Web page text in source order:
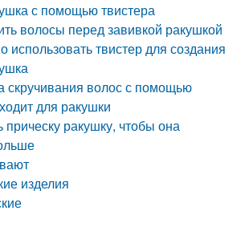
с помощью твистера
волосы перед завивкой ракушкой
использовать твистер для создания
скручивания волос с помощью
для ракушки
прическу ракушку, чтобы она
изделия